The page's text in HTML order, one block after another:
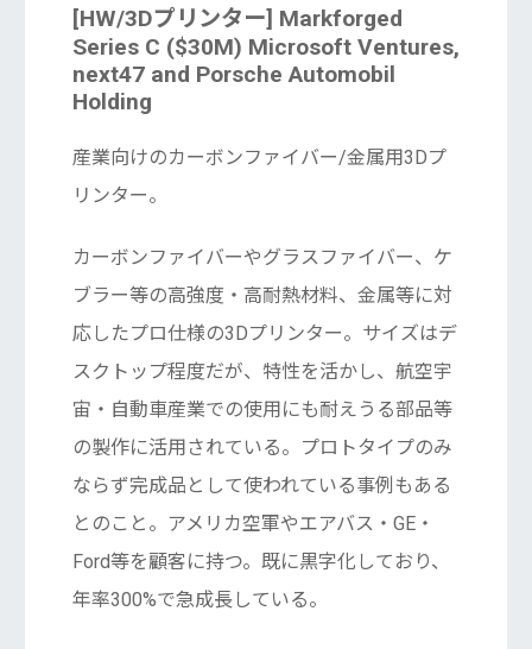
[HW/3Dプリンター] Markforged
Series C ($30M) Microsoft Ventures,
next47 and Porsche Automobil
Holding
産業向けのカーボンファイバー/金属用3Dプ
リンター。
カーボンファイバーやグラスファイバー、ケ
ブラー等の高強度・高耐熱材料、金属等に対
応したプロ仕様の3Dプリンター。サイズはデ
スクトップ程度だが、特性を活かし、航空宇
宙・自動車産業での使用にも耐えうる部品等
の製作に活用されている。プロトタイプのみ
ならず完成品として使われている事例もある
とのこと。アメリカ空軍やエアバス・GE・
Ford等を顧客に持つ。既に黒字化しており、
年率300%で急成長している。